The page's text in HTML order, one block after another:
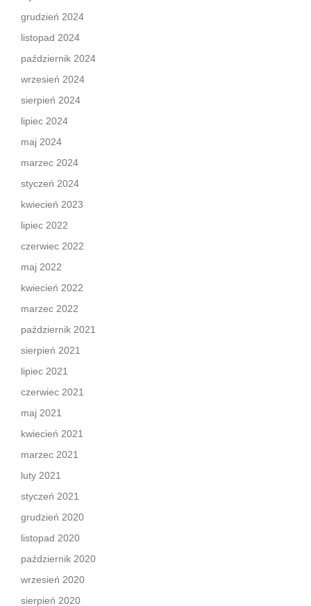
grudzień 2024
listopad 2024
październik 2024
wrzesień 2024
sierpień 2024
lipiec 2024
maj 2024
marzec 2024
styczeń 2024
kwiecień 2023
lipiec 2022
czerwiec 2022
maj 2022
kwiecień 2022
marzec 2022
październik 2021
sierpień 2021
lipiec 2021
czerwiec 2021
maj 2021
kwiecień 2021
marzec 2021
luty 2021
styczeń 2021
grudzień 2020
listopad 2020
październik 2020
wrzesień 2020
sierpień 2020